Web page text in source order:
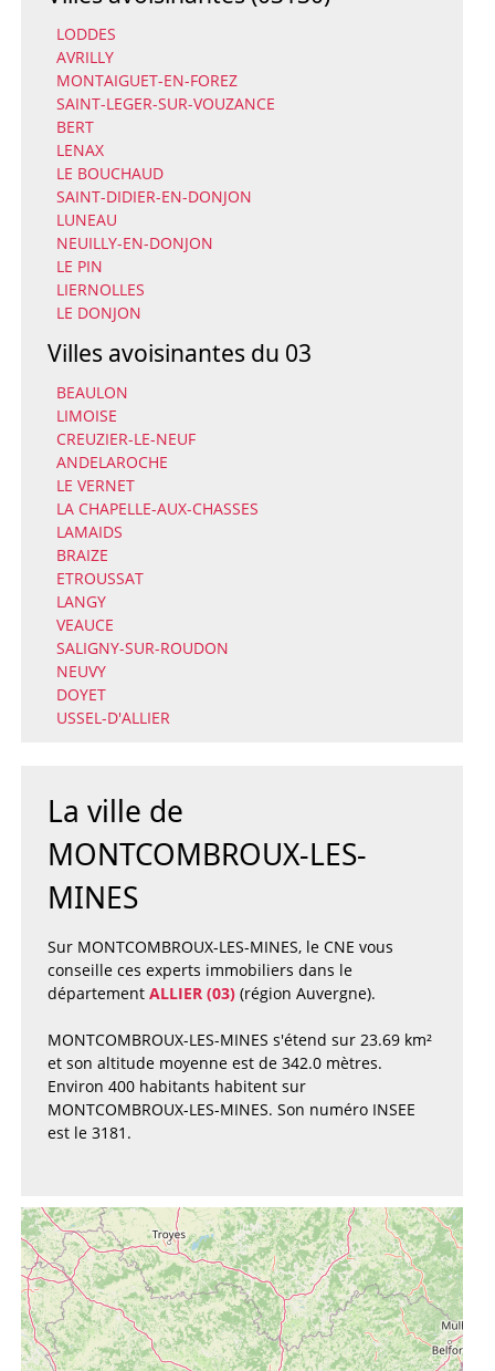
LODDES
AVRILLY
MONTAIGUET-EN-FOREZ
SAINT-LEGER-SUR-VOUZANCE
BERT
LENAX
LE BOUCHAUD
SAINT-DIDIER-EN-DONJON
LUNEAU
NEUILLY-EN-DONJON
LE PIN
LIERNOLLES
LE DONJON
Villes avoisinantes du 03
BEAULON
LIMOISE
CREUZIER-LE-NEUF
ANDELAROCHE
LE VERNET
LA CHAPELLE-AUX-CHASSES
LAMAIDS
BRAIZE
ETROUSSAT
LANGY
VEAUCE
SALIGNY-SUR-ROUDON
NEUVY
DOYET
USSEL-D'ALLIER
La ville de
MONTCOMBROUX-LES-
MINES
Sur MONTCOMBROUX-LES-MINES, le CNE vous
conseille ces experts immobiliers dans le
département ALLIER (03)(région Auvergne).
MONTCOMBROUX-LES-MINES s'étend sur 23.69 km²
et son altitude moyenne est de 342.0 mètres.
Environ 400 habitants habitent sur
MONTCOMBROUX-LES-MINES. Son numéro INSEE
est le 3181.